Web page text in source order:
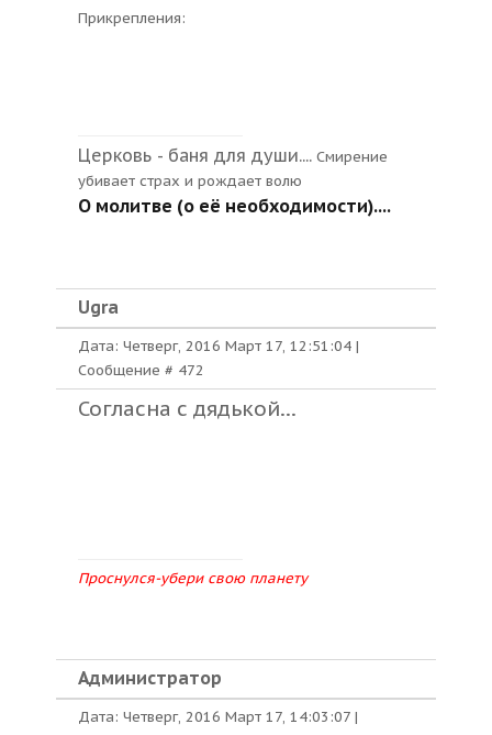
Прикрепления:
Церковь - баня для души.... Смирение
убивает страх и рождает волю
О молитве (о её необходимости)....
Ugra
Дата: Четверг, 2016 Март 17, 12:51:04 |
Сообщение # 472
Согласна с дядькой...
Проснулся-убери свою планету
Администратор
Дата: Четверг, 2016 Март 17, 14:03:07 |